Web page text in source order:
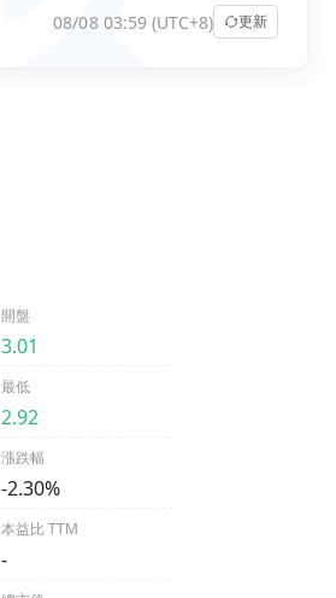
08/08 03:59 (UTC+8) 更新
開盤
3.01
最低
2.92
漲跌幅
-2.30%
本益比 TTM
-